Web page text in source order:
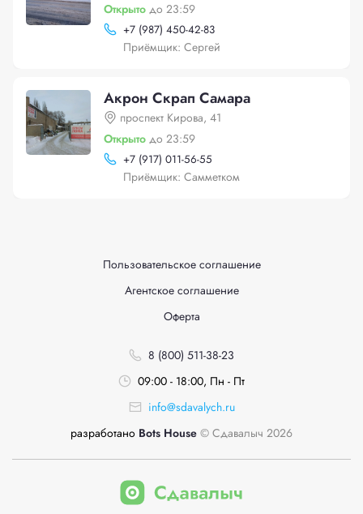
Открыто до 23:59
+7 (987) 450-42-83
Приёмщик: Сергей
Акрон Скрап Самара
проспект Кирова, 41
Открыто до 23:59
+7 (917) 011-56-55
Приёмщик: Самметком
Пользовательское соглашение
Агентское соглашение
Оферта
8 (800) 511-38-23
09:00 - 18:00, Пн - Пт
info@sdavalych.ru
разработано Bots House © Сдавалыч 2026